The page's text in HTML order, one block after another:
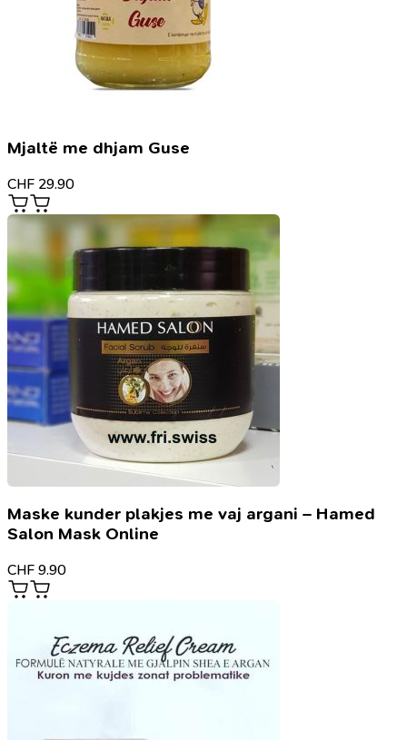
Mjaltë me dhjam Guse
CHF 29.90
Maske kunder plakjes me vaj argani – Hamed
Salon Mask Online
CHF 9.90